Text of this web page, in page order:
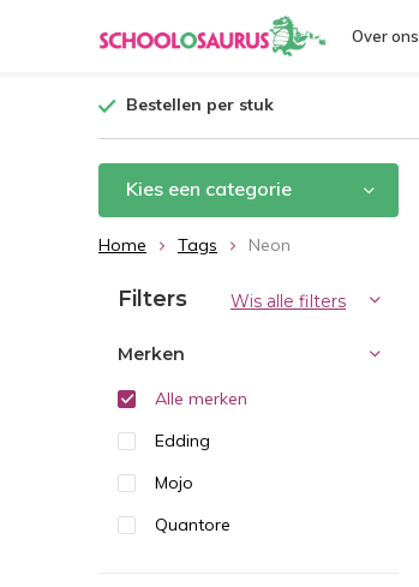
Over ons
Bestellen per stuk
Kies een categorie
Home Tags Neon
Filters Wis alle filters
Merken
Alle merken
Edding
Mojo
Quantore